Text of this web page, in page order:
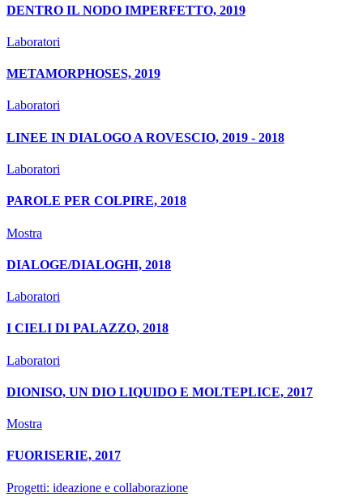
DENTRO IL NODO IMPERFETTO, 2019
Laboratori
METAMORPHOSES, 2019
Laboratori
LINEE IN DIALOGO A ROVESCIO, 2019 - 2018
Laboratori
PAROLE PER COLPIRE, 2018
Mostra
DIALOGE/DIALOGHI, 2018
Laboratori
I CIELI DI PALAZZO, 2018
Laboratori
DIONISO, UN DIO LIQUIDO E MOLTEPLICE, 2017
Mostra
FUORISERIE, 2017
Progetti: ideazione e collaborazione